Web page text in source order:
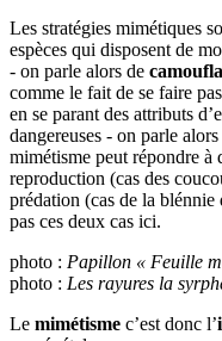
Les stratégies mimétiques
espèces qui disposent de
- on parle alors de
comme le fait de se faire
en se parant des attributs
dangereuses - on parle alors
mimétisme peut répondre à
reproduction (cas des
prédation (cas de la
pas ces deux cas ici.
photo : Papillon « Feuille
photo : Les rayures la
Le mimétisme c’est donc l’